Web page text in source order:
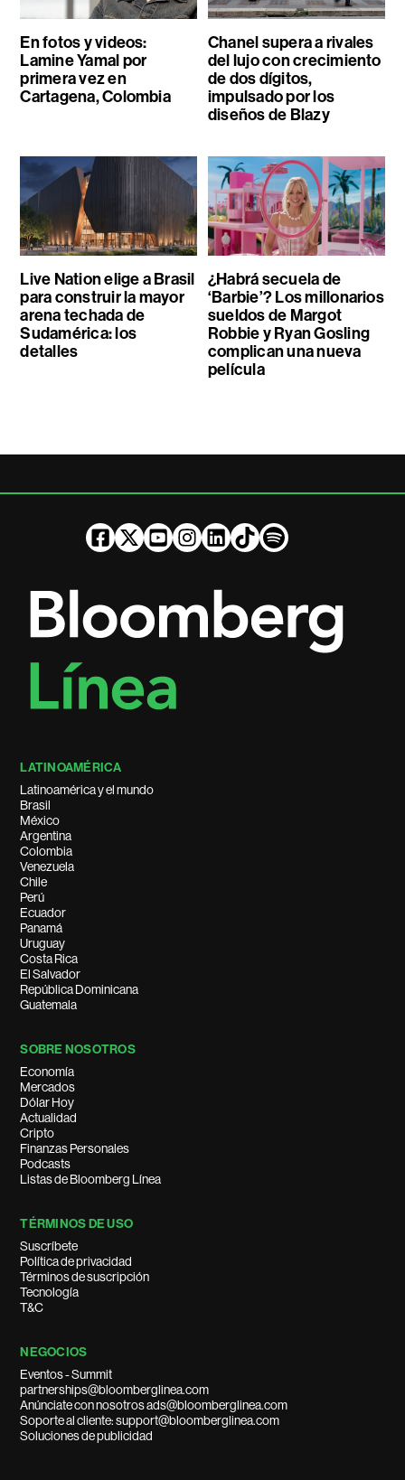
En fotos y videos:
Lamine Yamal por
primera vez en
Cartagena, Colombia
Chanel supera a rivales
del lujo con crecimiento
de dos dígitos,
impulsado por los
diseños de Blazy
Live Nation elige a Brasil
para construir la mayor
arena techada de
Sudamérica: los
detalles
¿Habrá secuela de
‘Barbie’? Los millonarios
sueldos de Margot
Robbie y Ryan Gosling
complican una nueva
película
LATINOAMÉRICA
Latinoamérica y el mundo
Brasil
México
Argentina
Colombia
Venezuela
Chile
Perú
Ecuador
Panamá
Uruguay
Costa Rica
El Salvador
República Dominicana
Guatemala
SOBRE NOSOTROS
Economía
Mercados
Dólar Hoy
Actualidad
Cripto
Finanzas Personales
Podcasts
Listas de Bloomberg Línea
TÉRMINOS DE USO
Suscríbete
Política de privacidad
Términos de suscripción
Tecnología
T&C
NEGOCIOS
Eventos - Summit
partnerships@bloomberglinea.com
Anúnciate con nosotros ads@bloomberglinea.com
Soporte al cliente: support@bloomberglinea.com
Soluciones de publicidad